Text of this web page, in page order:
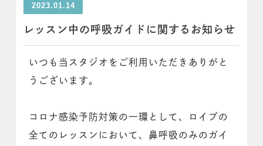
2023.01.14
レッスン中の呼吸ガイドに関するお知らせ
いつも当スタジオをご利用いただきありがと
うございます。
コロナ感染予防対策の一環として、ロイブの
全てのレッスンにおいて、鼻呼吸のみのガイ